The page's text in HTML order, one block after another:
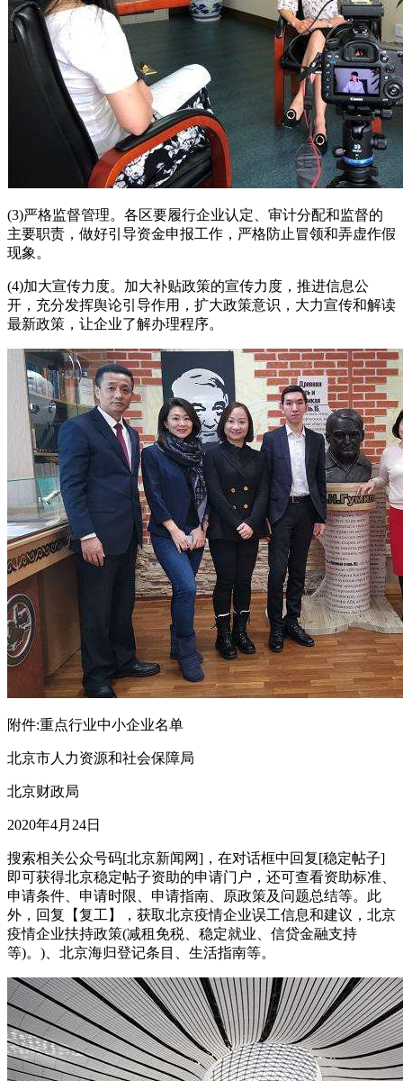
(3)严格监督管理。各区要履行企业认定、审计分配和监督的
主要职责，做好引导资金申报工作，严格防止冒领和弄虚作假
现象。
(4)加大宣传力度。加大补贴政策的宣传力度，推进信息公
开，充分发挥舆论引导作用，扩大政策意识，大力宣传和解读
最新政策，让企业了解办理程序。
附件:重点行业中小企业名单
北京市人力资源和社会保障局
北京财政局
2020年4月24日
搜索相关公众号码[北京新闻网]，在对话框中回复[稳定帖子]
即可获得北京稳定帖子资助的申请门户，还可查看资助标准、
申请条件、申请时限、申请指南、原政策及问题总结等。此
外，回复【复工】，获取北京疫情企业误工信息和建议，北京
疫情企业扶持政策(减租免税、稳定就业、信贷金融支持
等)。)、北京海归登记条目、生活指南等。